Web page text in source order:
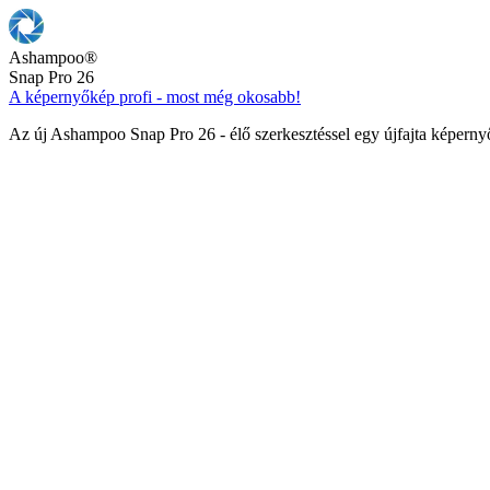
Ashampoo®
Snap Pro 26
A képernyőkép profi - most még okosabb!
Az új Ashampoo Snap Pro 26 - élő szerkesztéssel egy újfajta